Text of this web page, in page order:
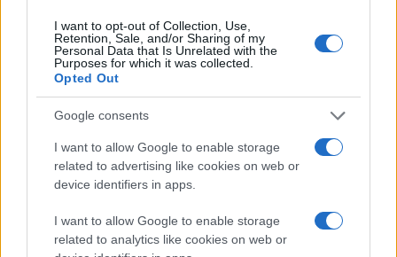
I want to opt-out of Collection, Use,
Retention, Sale, and/or Sharing of my
Personal Data that Is Unrelated with the
Purposes for which it was collected.
Opted Out
Google consents
I want to allow Google to enable storage
related to advertising like cookies on web or
device identifiers in apps.
I want to allow Google to enable storage
related to analytics like cookies on web or